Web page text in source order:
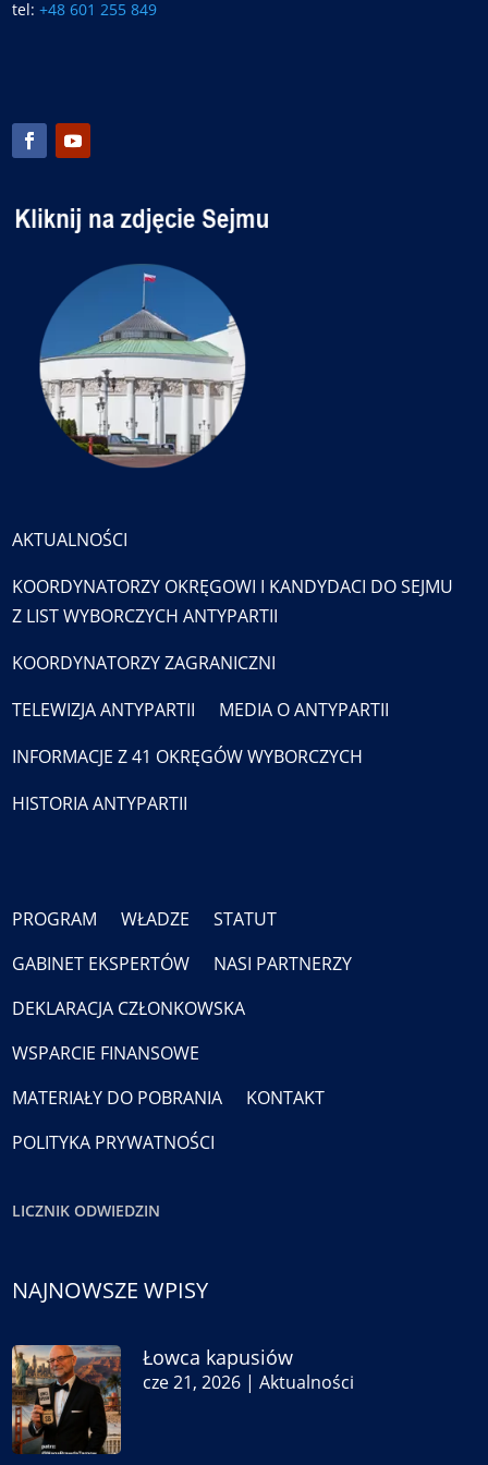
tel:+48 601 255 849
AKTUALNOŚCI
KOORDYNATORZY OKRĘGOWI I KANDYDACI DO SEJMU
Z LIST WYBORCZYCH ANTYPARTII
KOORDYNATORZY ZAGRANICZNI
TELEWIZJA ANTYPARTII
MEDIA O ANTYPARTII
INFORMACJE Z 41 OKRĘGÓW WYBORCZYCH
HISTORIA ANTYPARTII
PROGRAM WŁADZE
STATUT
GABINET EKSPERTÓW
NASI PARTNERZY
DEKLARACJA CZŁONKOWSKA
WSPARCIE FINANSOWE
MATERIAŁY DO POBRANIA
KONTAKT
POLITYKA PRYWATNOŚCI
LICZNIK ODWIEDZIN
NAJNOWSZE WPISY
Łowca kapusiów
cze 21, 2026 |Aktualności